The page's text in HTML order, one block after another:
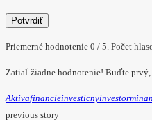
Potvrdiť
Priemerné hodnotenie 0 / 5. Počet
Zatiaľ žiadne hodnotenie! Buďte prvý,
AktivaFinancieInvesticnyInvestor
previous story